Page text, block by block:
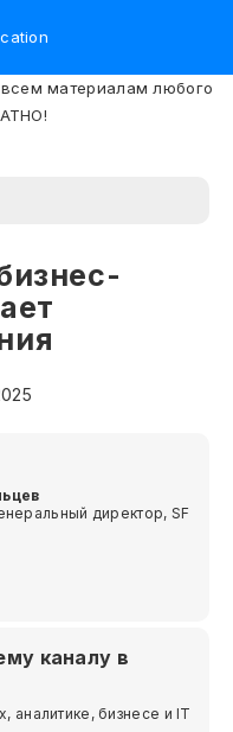
директор, SF
каналу в
аналитике, бизнесе и IT